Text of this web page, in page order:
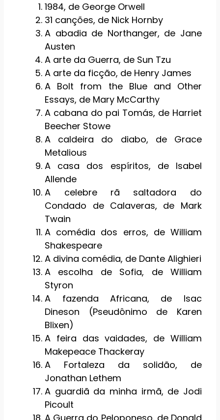
1984, de George Orwell
31 canções, de Nick Hornby
A abadia de Northanger, de Jane
Austen
A arte da Guerra, de Sun Tzu
A arte da ficção, de Henry James
A Bolt from the Blue and Other
Essays, de Mary McCarthy
A cabana do pai Tomás, de Harriet
Beecher Stowe
A caldeira do diabo, de Grace
Metalious
A casa dos espíritos, de Isabel
Allende
A celebre rã saltadora do
Condado de Calaveras, de Mark
Twain
A comédia dos erros, de William
Shakespeare
A divina comédia, de Dante Alighieri
A escolha de Sofia, de William
Styron
A fazenda Africana, de Isac
Dineson (Pseudônimo de Karen
Blixen)
A feira das vaidades, de William
Makepeace Thackeray
A Fortaleza da solidão, de
Jonathan Lethem
A guardiã da minha irmã, de Jodi
Picoult